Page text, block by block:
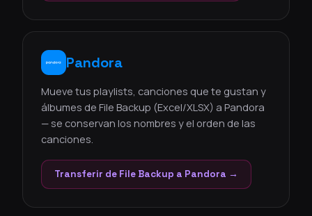
Pandora
Mueve tus playlists, canciones que te gustan y
álbumes de File Backup (Excel/XLSX) a Pandora
— se conservan los nombres y el orden de las
canciones.
Transferir de File Backup a Pandora →